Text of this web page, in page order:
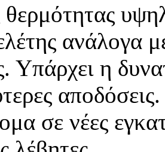
θερμότητας
ανάλογα
Υπάρχει η
σε νέες